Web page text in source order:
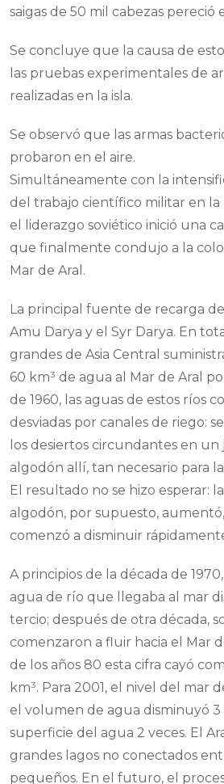
saigas de 50 mil cabezas pereció
Se concluye que la causa de
las pruebas experimentales de
realizadas en la isla.
Se observó que las armas
probaron en el aire.
Simultáneamente con la
del trabajo científico militar en la
el liderazgo soviético inició una
que finalmente condujo a la
Mar de Aral.
La principal fuente de recarga
Amu Darya y el Syr Darya. En
grandes de Asia Central
60 km³ de agua al Mar de Aral
de 1960, las aguas de estos ríos
desviadas por canales de riego:
los desiertos circundantes en
algodón allí, tan necesario para
El resultado no se hizo esperar:
algodón, por supuesto,
comenzó a disminuir
A principios de la década de
agua de río que llegaba al mar
tercio; después de otra década,
comenzaron a fluir hacia el Mar
de los años 80 esta cifra cayó
km³. Para 2001, el nivel del mar
el volumen de agua disminuyó 3
superficie del agua 2 veces. El
grandes lagos no conectados
pequeños. En el futuro, el